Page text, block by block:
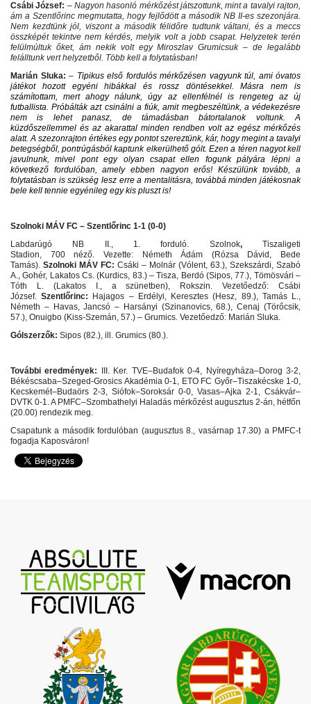
Csábi József: – Nagyon hasonló mérkőzést játszottunk, mint a tavalyi rajton,
ám a Szentlőrinc megmutatta, hogy fejlődött a második NB II-es szezonjára.
Nem kezdtünk jól, viszont a második félidőre tudtunk váltani, és a meccs
összképét tekintve nem kérdés, melyik volt a jobb csapat. Helyzetek terén
felülmúltuk őket, ám nekik volt egy Miroszlav Grumicsuk – de legalább
felálltunk vert helyzetből. Több kell a folytatásban!
Marián Sluka: – Tipikus első fordulós mérkőzésen vagyunk túl, ami óvatos
játékot hozott egyéni hibákkal és rossz döntésekkel. Másra nem is
számítottam, mert ahogy nálunk, úgy az ellenfélnél is rengeteg az új
futballista. Próbálták azt csinálni a fiúk, amit megbeszéltünk, a védekezésre
nem is lehet panasz, de támadásban bátortalanok voltunk. A
küzdőszellemmel és az akarattal minden rendben volt az egész mérkőzés
alatt. A szezonrajton értékes egy pontot szereztünk, kár, hogy megint a tavalyi
betegségből, pontrúgásból kaptunk elkerülhető gólt. Ezen a téren nagyot kell
javulnunk, mivel pont egy olyan csapat ellen fogunk pályára lépni a
következő fordulóban, amely ebben nagyon erős! Készülünk tovább, a
folytatásban is szükség lesz erre a mentalitásra, továbbá minden játékosnak
bele kell tennie egyénileg egy kis pluszt is!
Szolnoki MÁV FC – Szentlőrinc 1-1 (0-0)
Labdarúgó NB II., 1. forduló. Szolnok,Tiszaligeti
Stadion, 700néző. Vezette:Németh Ádám (Rózsa Dávid, Bede
Tamás). Szolnoki MÁV FC: Csáki – Molnár (Vólent, 63.), Szekszárdi, Szabó
A., Gohér, Lakatos Cs. (Kurdics, 83.) – Tisza, Berdó (Sipos, 77.), Tömösvári –
Tóth L. (Lakatos I., a szünetben), Rokszin.Vezetőedző:
Csábi
József.Szentlőrinc: Hajagos – Erdélyi, Keresztes (Hesz, 89.), Tamás L.,
Németh – Havas, Jancsó – Harsányi (Szinanovics, 68.), Cenaj (Törőcsik,
57.), Onuigbo (Kiss-Szemán, 57.) – Grumics. Vezetőedző: Marián Sluka.
Gólszerzők: Sipos (82.), ill. Grumics (80.).
További eredmények: III. Ker. TVE–Budafok 0-4, Nyíregyháza–Dorog 3-2,
Békéscsaba–Szeged-Grosics Akadémia 0-1, ETO FC Győr–Tiszakécske 1-0,
Kecskemét–Budaörs 2-3, Siófok–Soroksár 0-0, Vasas–Ajka 2-1, Csákvár–
DVTK 0-1. A PMFC–Szombathelyi Haladás mérkőzést augusztus 2-án, hétfőn
(20.00) rendezik meg.
Csapatunk a második fordulóban (augusztus 8., vasárnap 17.30) a PMFC-t
fogadja Kaposváron!